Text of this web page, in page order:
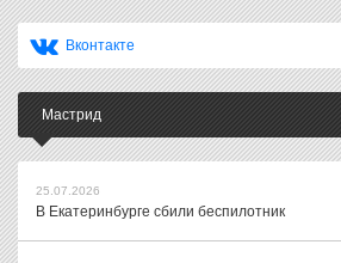
Вконтакте
Мастрид
25.07.2026
В Екатеринбурге сбили беспилотник